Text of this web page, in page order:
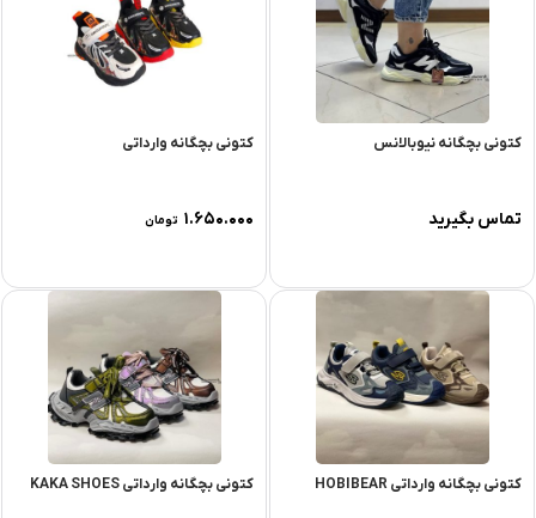
کتونی بچگانه نیوبالانس
تماس بگیرید
کتونی بچگانه وارداتی
۱.۶۵۰.۰۰۰ تومان
کتونی بچگانه وارداتی HOBIBEAR کتونی بچگانه وارداتی KAKA SHOES